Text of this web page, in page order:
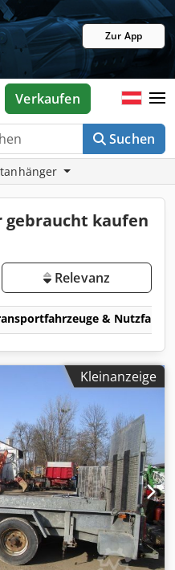
Zur App
Suchen
Verkaufen
gebraucht kaufen
Relevanz
&
Kleinanzeige